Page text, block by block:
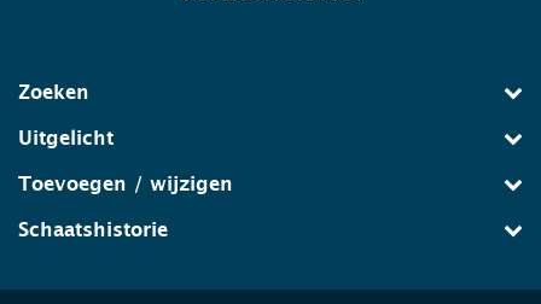
Zoeken
Uitgelicht
Toevoegen / wijzigen
Schaatshistorie